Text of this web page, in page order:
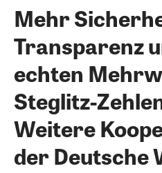
Mehr
Transparenz
echten
Steglitz-
Weitere
der Deutsche